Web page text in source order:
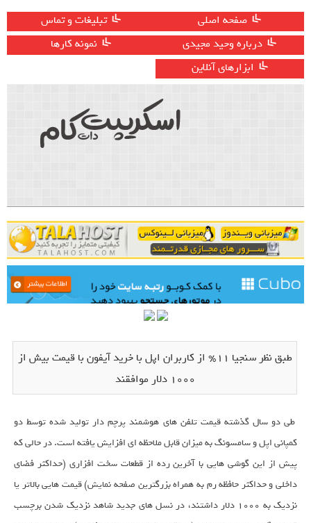
صفحه اصلی
تبلیغات و تماس
درباره وحید مجیدی
نمونه کارها
ابزارهای آنلاین
طبق نظر سنجیا 11% از کاربران اپل با خرید آیفون با قیمت بیش از
1000 دلار موافقند
طی دو سال گذشته قیمت تلفن های هوشمند پرچم دار تولید شده توسط دو
کمپانی اپل و سامسونگ به میزان قابل ملاحظه ای افزایش یافته است. در حالی که
پیش از این گوشی هایی با آخرین رده از قطعات سخت افزاری (حداکثر فضای
داخلی و حداکثر حافظه رم به همراه بزرگترین صفحه نمایش) قیمت هایی بالاتر یا
نزدیک به 1000 دلار داشتند، در نسل های جدید شاهد نزدیک شدن برچسب